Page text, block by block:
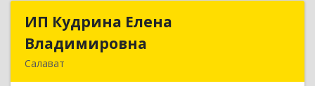
ИП Кудрина Елена
Владимировна
Салават
ИП Кудрина Елена